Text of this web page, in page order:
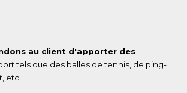
au client d'apporter des
tels que des balles de tennis, de ping-
etc.